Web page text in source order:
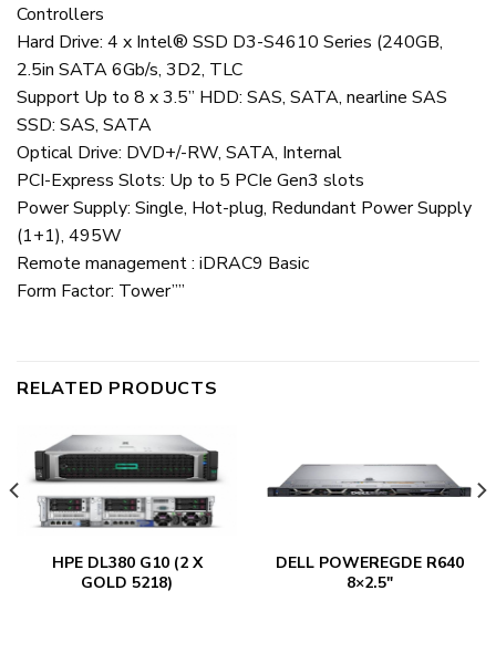
Controllers
Hard Drive: 4 x Intel® SSD D3-S4610 Series (240GB,
2.5in SATA 6Gb/s, 3D2, TLC
Support Up to 8 x 3.5” HDD: SAS, SATA, nearline SAS
SSD: SAS, SATA
Optical Drive: DVD+/-RW, SATA, Internal
PCI-Express Slots: Up to 5 PCIe Gen3 slots
Power Supply: Single, Hot-plug, Redundant Power Supply
(1+1), 495W
Remote management : iDRAC9 Basic
Form Factor: Tower””
RELATED PRODUCTS
HPE DL380 G10 (2 X
GOLD 5218)
DELL POWEREGDE R640
8×2.5″